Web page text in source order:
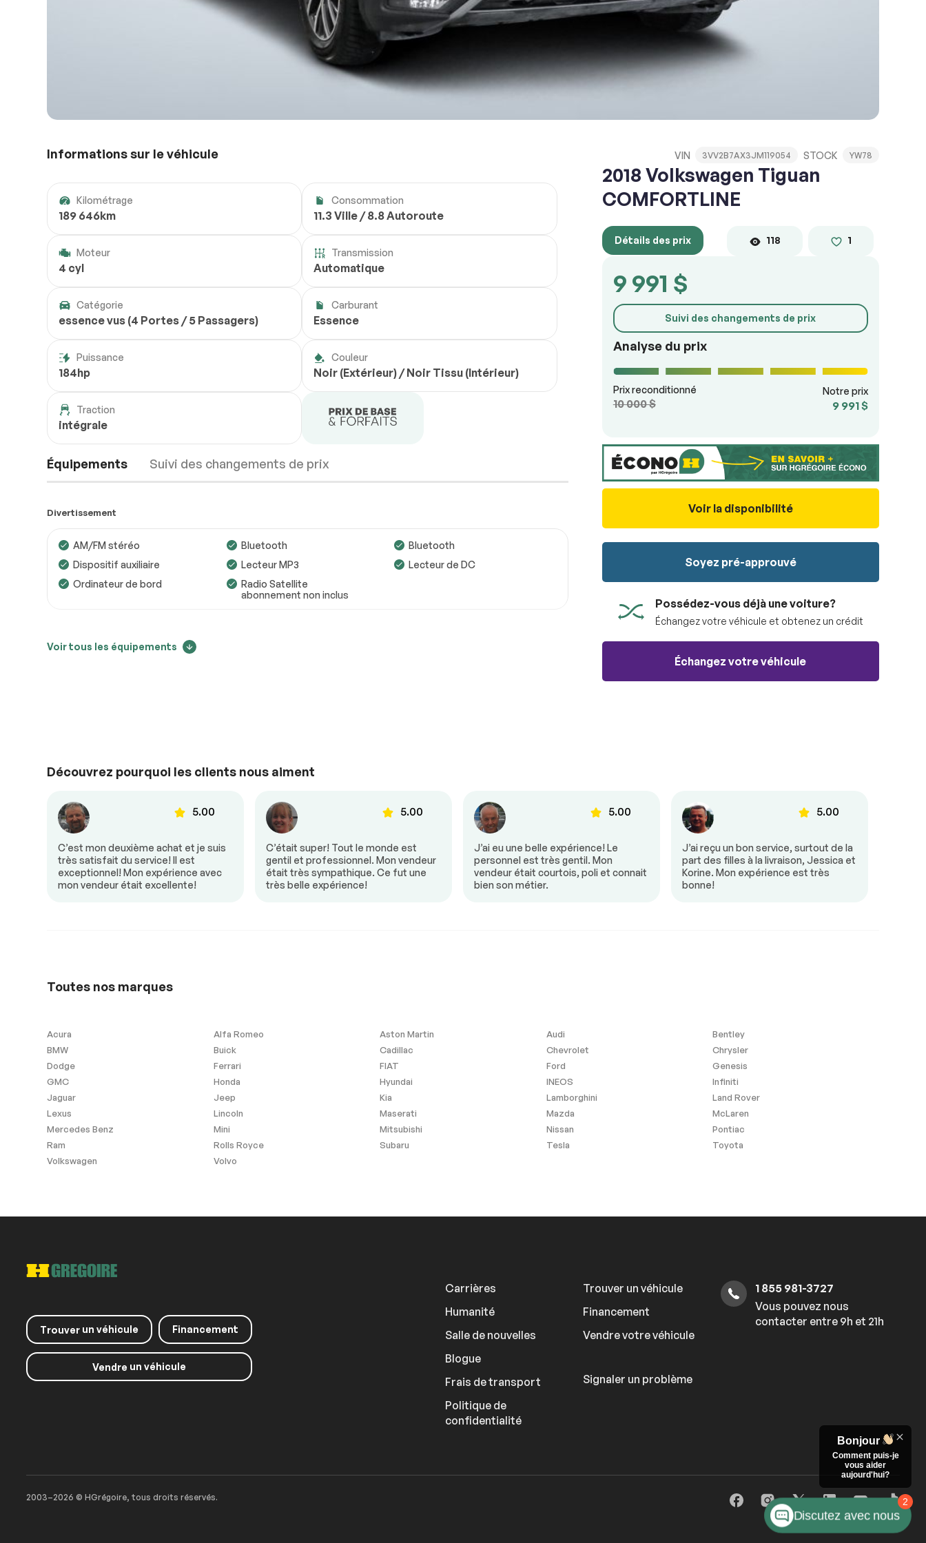
STOCK YW78
VIN 3VV2B7AX3JM119054
2018 Volkswagen Tiguan
COMFORTLINE
Détails des prix 1
118
9 991 $
Suivi des changements de prix
Analyse du prix
Prix reconditionné
10 000 $
Notre prix
9 991 $
Voir la disponibilité
Soyez pré-approuvé
Possédez-vous déjà une voiture?
Échangez votre véhicule et obtenez un crédit
Échangez votre véhicule
Informations sur le véhicule
Kilométrage
189 646km
Consommation
11.3 Ville / 8.8 Autoroute
Moteur
4 cyl
Transmission
Automatique
Catégorie
essence vus (4 Portes / 5 Passagers)
Carburant
Essence
Puissance
184hp
Couleur
Noir (Extérieur) / Noir Tissu (Intérieur)
Traction
intégrale
Équipements Suivi des changements de prix
Divertissement
AM/FM stéréo Bluetooth
Bluetooth
Dispositif auxiliaire
Lecteur MP3
Lecteur de DC
Ordinateur de bord
Radio Satellite
abonnement non inclus
Extérieurs autres
Climatisation bizone
Contrôle audio au volant
Détecteur d’angles morts
Mirroirs chauffants
Mirroirs à commande
électrique
Mirroirs – Clignotants
Portes à commande
Régulateur de vitesse
Sièges chauffants
Siège à commande
électrique
Vitres à commande
électrique
Volant ajustable
Volant en cuir
Voir tous les équipements
11661
10823
9 991 $
-25%
Découvrez pourquoi les clients nous aiment
5.00
C’est mon deuxième achat et je suis
très satisfait du service! Il est
exceptionnel! Mon expérience avec
mon vendeur était excellente!
5.00
C’était super! Tout le monde est
gentil et professionnel. Mon vendeur
était très sympathique. Ce fut une
très belle expérience!
5.00
J’ai eu une belle expérience! Le
personnel est très gentil. Mon
vendeur était courtois, poli et connait
bien son métier.
5.00
J’ai reçu un bon service, surtout de la
part des filles à la livraison, Jessica et
Korine. Mon expérience est très
bonne!
Toutes nos marques
Acura Alfa Romeo Aston Martin Audi
Bentley
BMW
Buick Cadillac Chevrolet
Chrysler
Dodge
Ferrari FIAT Ford
Genesis
GMC
Honda Hyundai INEOS
Infiniti
Jaguar
Jeep Kia Lamborghini
Land Rover
Lexus
Lincoln Maserati Mazda
McLaren
Mercedes Benz
Mini Mitsubishi Nissan
Pontiac
Ram
Rolls Royce Subaru Tesla
Toyota
Volkswagen
Volvo
Trouver un véhicule Financement
Vendre un véhicule
Carrières
Humanité
Salle de nouvelles
Blogue
Frais de transport
Politique de
confidentialité
Trouver un véhicule
Financement
Vendre votre véhicule
Signaler un problème
1 855 981-3727
Vous pouvez nous
contacter entre 9h et 21h
2003–2026 © HGrégoire, tous droits réservés. 2
Bonjour
Comment puis-je
vous aider
aujourd'hui?
Discutez avec nous